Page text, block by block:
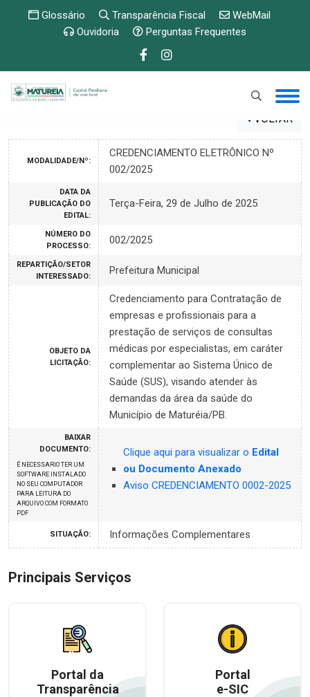
Glossário Transparência Fiscal
WebMail
Ouvidoria
Perguntas Frequentes
VOLTAR
MODALIDADE/Nº:
CREDENCIAMENTO ELETRÔNICO Nº
002/2025
DATA DA
PUBLICAÇÃO DO
EDITAL:
Terça-Feira, 29 de Julho de 2025
NÚMERO DO
PROCESSO:
002/2025
REPARTIÇÃO/SETOR
INTERESSADO:
Prefeitura Municipal
OBJETO DA
LICITAÇÃO:
Credenciamento para Contratação de
empresas e profissionais para a
prestação de serviços de consultas
médicas por especialistas, em caráter
complementar ao Sistema Único de
Saúde (SUS), visando atender às
demandas da área da saúde do
Município de Maturéia/PB.
BAIXAR
DOCUMENTO:
É NECESSARIO TER UM
SOFTWARE INSTALADO
NO SEU COMPUTADOR
PARA LEITURA DO
ARQUIVO COM FORMATO
PDF
Clique aqui para visualizar o Edital
ou Documento Anexado
Aviso CREDENCIAMENTO 0002-2025
SITUAÇÃO: Informações Complementares
Principais Serviços
Portal da
Transparência
Portal
e-SIC